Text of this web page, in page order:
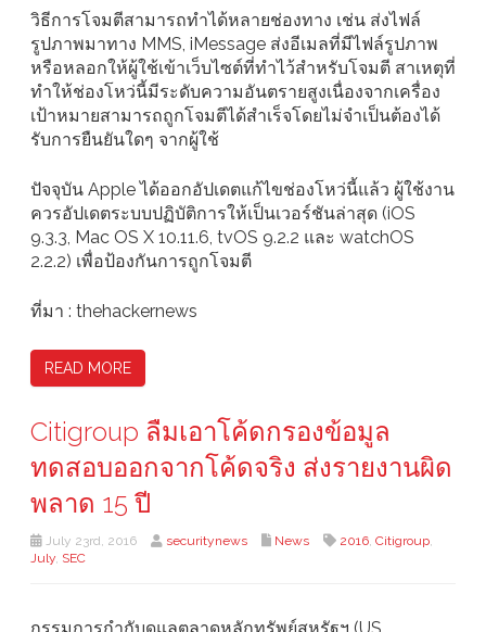
วิธีการโจมตีสามารถทำได้หลายช่องทาง เช่น ส่งไฟล์
รูปภาพมาทาง MMS, iMessage ส่งอีเมลที่มีไฟล์รูปภาพ
หรือหลอกให้ผู้ใช้เข้าเว็บไซต์ที่ทำไว้สำหรับโจมตี สาเหตุที่
ทำให้ช่องโหว่นี้มีระดับความอันตรายสูงเนื่องจากเครื่อง
เป้าหมายสามารถถูกโจมตีได้สำเร็จโดยไม่จำเป็นต้องได้
รับการยืนยันใดๆ จากผู้ใช้
ปัจจุบัน Apple ได้ออกอัปเดตแก้ไขช่องโหว่นี้แล้ว ผู้ใช้งาน
ควรอัปเดตระบบปฏิบัติการให้เป็นเวอร์ชันล่าสุด (iOS
9.3.3, Mac OS X 10.11.6, tvOS 9.2.2 และ watchOS
2.2.2) เพื่อป้องกันการถูกโจมตี
ที่มา : thehackernews
READ MORE
Citigroup ลืมเอาโค้ดกรองข้อมูล
ทดสอบออกจากโค้ดจริง ส่งรายงานผิด
พลาด 15 ปี
July 23rd, 2016 securitynews News 2016, Citigroup,
July, SEC